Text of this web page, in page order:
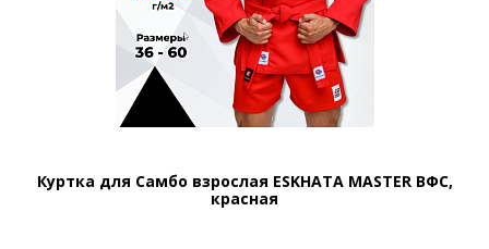
Куртка для Самбо взрослая ESKHATA MASTER ВФС,
красная